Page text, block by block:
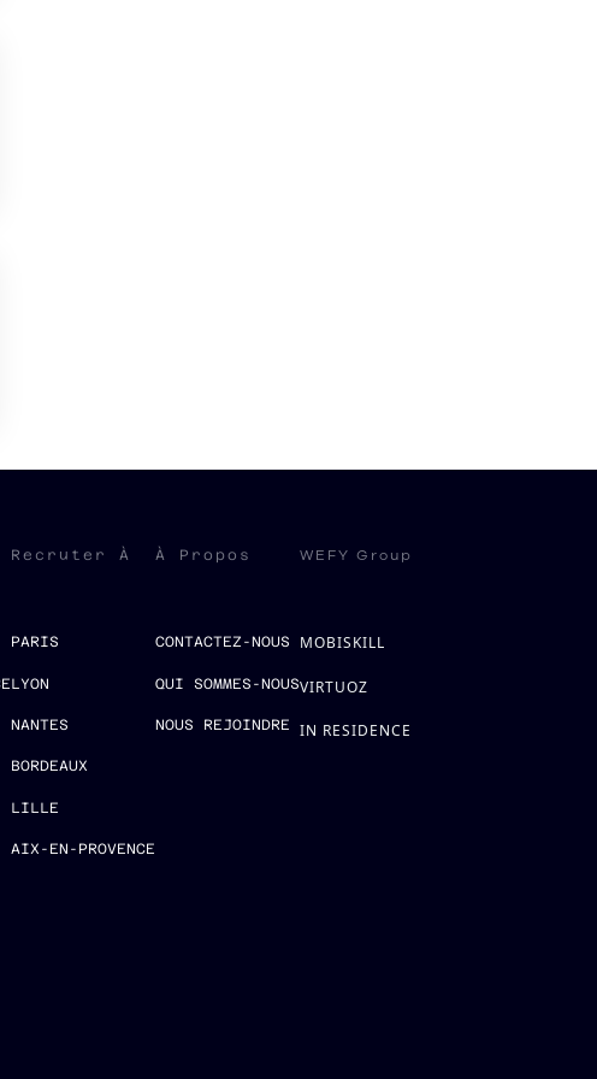
Recruter À
PARIS
LYON
NANTES
BORDEAUX
LILLE
AIX-EN-PROVENCE
À Propos
CONTACTEZ-NOUS
QUI SOMMES-NOUS
NOUS REJOINDRE
WEFY Group
MOBISKILL
VIRTUOZ
IN RESIDENCE